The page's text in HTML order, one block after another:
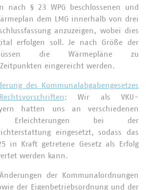
nach § 23 WPG beschlossenen und
dem LMG innerhalb von drei
anzuzeigen, wobei dies
erfolgen soll. Je nach Größe der
die Wärmepläne zu
eingereicht werden.
des Kommunalabgabengesetzes
: Wir als VKU-
hatten uns an verschiedenen
bei der
eingesetzt, sodass das
in Kraft getretene Gesetz als Erfolg
werden kann.
der Kommunalordnungen
der Eigenbetriebsordnung und der